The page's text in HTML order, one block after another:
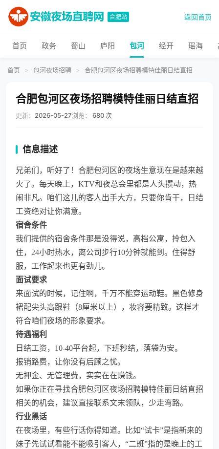
合肥站 返回首页
首页 政务 蜀山 庐阳 包河 经开 瑶海
首页 > 包河夜场招聘 > 合肥包河区夜场招聘模特佳丽日结直招
合肥包河区夜场招聘模特佳丽日结直招
更新： 2026-05-27浏览： 680 次
信息描述
兄弟们，听好了！合肥包河区的夜场生意现在是越来越
火了。每天晚上，KTV和夜总会里都是人头攒动，热
闹非凡。咱们这儿的客人出手大方，只要你肯干，日结
工资绝对让你满意。
宿舍条件
我们提供的宿舍条件那是没得说，高档公寓，拎包入
住，24小时热水，离公司步行10分钟就能到。住得舒
服，工作起来也更有劲儿。
面试要求
来面试的时候，记住啊，千万不能穿运动鞋。黑色修身
裙配尖头高跟鞋（8厘米以上），妆容要精致。这样才
符合咱们夜场的形象要求。
待遇福利
日结工资，10-40平台起，下班秒结，落袋为安。
报销路费，让你没有后顾之忧。
无押金、无管理费，实实在在赚钱。
如果你正在寻找合肥包河区夜场招聘模特佳丽日结直招
相关的机会，建议直接联系文末领队，少走弯路。
行业黑话
在夜场里，有些行话你得知道。比如“试卡”是指新来的
妹子先试试看能不能吸引客人，“二班”指的是晚上的工